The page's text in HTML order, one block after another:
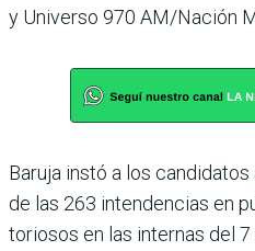
y Universo 970 AM/Nación
Baruja instó a los
de las 263 intendencias en
toriosos en las internas del